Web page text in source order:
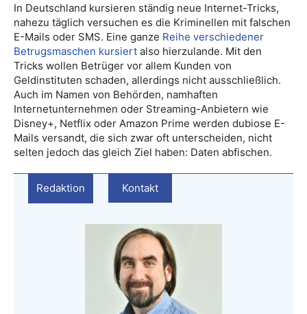
In Deutschland kursieren ständig neue Internet-Tricks,
nahezu täglich versuchen es die Kriminellen mit falschen
E-Mails oder SMS. Eine ganze Reihe verschiedener
Betrugsmaschen kursiert also hierzulande. Mit den
Tricks wollen Betrüger vor allem Kunden von
Geldinstituten schaden, allerdings nicht ausschließlich.
Auch im Namen von Behörden, namhaften
Internetunternehmen oder Streaming-Anbietern wie
Disney+, Netflix oder Amazon Prime werden dubiose E-
Mails versandt, die sich zwar oft unterscheiden, nicht
selten jedoch das gleich Ziel haben: Daten abfischen.
Redaktion Kontakt